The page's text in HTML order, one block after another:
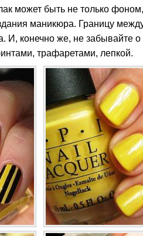
может быть не только
маникюра. Границу
И, конечно же, не забывайте
трафаретами, лепкой.